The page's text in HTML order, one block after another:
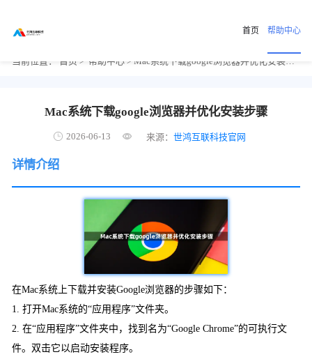
首页 帮助中心
当前位置： 首页 > 帮助中心 > Mac系统下载google浏览器并优化安装步骤
Mac系统下载google浏览器并优化安装步骤
2026-06-13 来源：世鸿互联科技官网
详情介绍
在Mac系统上下载并安装Google浏览器的步骤如下：
1. 打开Mac系统的“应用程序”文件夹。
2. 在“应用程序”文件夹中，找到名为“Google Chrome”的可执行文
件。双击它以启动安装程序。